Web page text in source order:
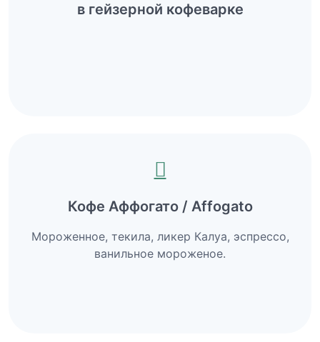
в гейзерной кофеварке
Кофе Аффогато / Affogato
Мороженное, текила, ликер Калуа, эспрессо,
ванильное мороженое.